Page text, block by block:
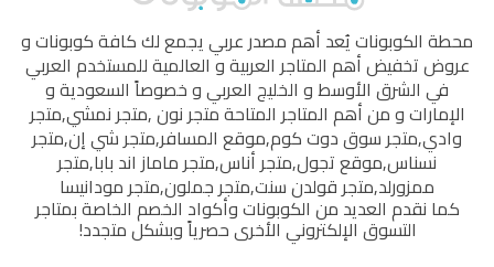
محطة الكوبوناتيُعد أهم مصدر عربي يجمع لك كافة كوبونات و
عروض تخفيض أهم المتاجر العربية و العالمية للمستخدم العربي
في الشرق الأوسط و الخليج العربي و خصوصاً السعودية و
الإمارات و من أهم المتاجر المتاحةمتجر نون,متجر نمشي,متجر
وادي,متجر سوق دوت كوم,موقع المسافر,متجر شي إن,متجر
نسناس,موقع تجول,متجر أناس,متجر ماماز اند بابا,متجر
ممزورلد,متجر قولدن سنت,متجر جملون,متجر مودانيسا
كما نقدم العديد من الكوبونات وأكواد الخصم الخاصة بمتاجر
التسوق الإلكتروني الأخرى حصرياً وبشكل متجدد!